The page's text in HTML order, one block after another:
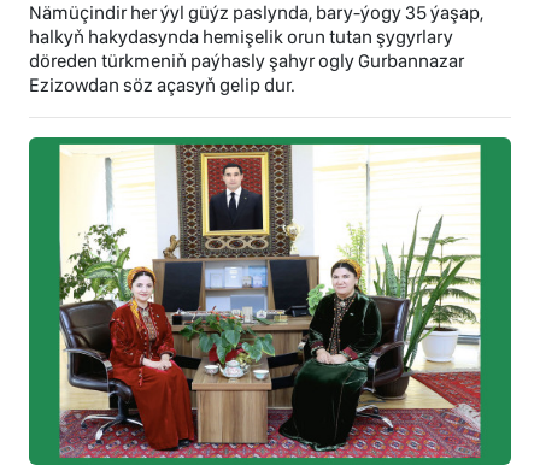
Nämüçindir her ýyl güýz paslynda, bary-ýogy 35 ýaşap,
halkyň hakydasynda hemişelik orun tutan şygyrlary
döreden türkmeniň paýhasly şahyr ogly Gurbannazar
Ezizowdan söz açasyň gelip dur.